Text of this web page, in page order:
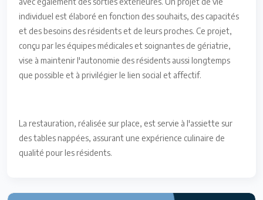
individuel est élaboré en fonction des souhaits, des capacités
et des besoins des résidents et de leurs proches. Ce projet,
conçu par les équipes médicales et soignantes de gériatrie,
vise à maintenir l'autonomie des résidents aussi longtemps
que possible et à privilégier le lien social et affectif.
La restauration, réalisée sur place, est servie à l'assiette sur
des tables nappées, assurant une expérience culinaire de
qualité pour les résidents.